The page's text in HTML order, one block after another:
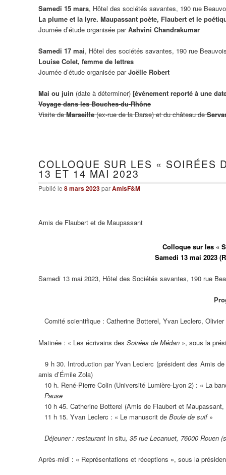
Samedi 15 mars, Hôtel des sociétés savantes, 190 rue
La plume et la lyre. Maupassant poète, Flaubert et le
Journée d’étude organisée parAshvini Chandrakumar
Samedi 17 mai, Hôtel des sociétés savantes, 190 rue
Louise Colet, femme de lettres
Journée d’étude organisée parJoëlle Robert
Mai ou juin (date à déterminer) [événement reporté à une
Voyage dans les Bouches-du-Rhône
Visite deMarseille(ex-rue de la Darse) et du château de
COLLOQUE SUR LES « SOIRÉES
13 ET 14 MAI 2023
Publié le 8 mars 2023parAmisF&M
Amis de Flaubert et de Maupassant
Colloque sur les «
Samedi 13 mai 2023
Samedi 13 mai 2023, Hôtel des Sociétés savantes, 190 rue
Comité scientifique : Catherine Botterel, Yvan Leclerc,
Matinée : « Les écrivains des Soirées de Médan », sous la
9 h 30. Introduction par Yvan Leclerc (président des Amis
amis d’Émile Zola)
10 h. René-Pierre Colin (Université Lumière-Lyon 2) : « La
Pause
10 h 45. Catherine Botterel (Amis de Flaubert et
11 h 15. Yvan Leclerc : « Le manuscrit de Boule de suif»
Déjeuner : restaurant In situ, 35 rue Lecanuet, 76000 Rouen
Après-midi : « Représentations et réceptions », sous la